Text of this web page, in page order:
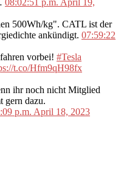
500Wh/kg". CATL ist der
ankündigt. 07:59:22
vorbei! #Tesla
t.co/Hfm9qH98fx
ihr noch nicht Mitglied
gern dazu.
p.m. April 18, 2023